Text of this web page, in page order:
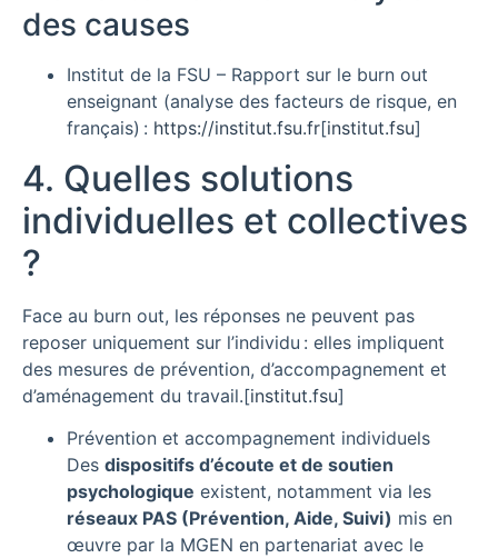
des causes
Institut de la FSU – Rapport sur le burn out
enseignant (analyse des facteurs de risque, en
français) : https://institut.fsu.fr[institut.fsu]​
4. Quelles solutions
individuelles et collectives
?
Face au burn out, les réponses ne peuvent pas
reposer uniquement sur l’individu : elles impliquent
des mesures de prévention, d’accompagnement et
d’aménagement du travail.[institut.fsu]​
Prévention et accompagnement individuels
Des dispositifs d’écoute et de soutien
psychologique existent, notamment via les
réseaux PAS (Prévention, Aide, Suivi) mis en
œuvre par la MGEN en partenariat avec le